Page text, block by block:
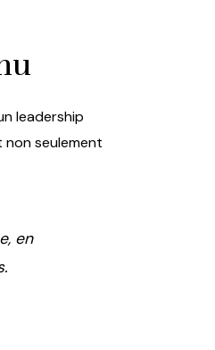
leadership
seulement
en